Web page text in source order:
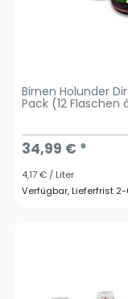
Birnen Holunder
Pack (12 Flaschen
34,99 € *
4,17 € / Liter
Verfügbar, Lieferfrist